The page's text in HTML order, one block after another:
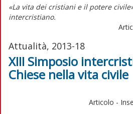
«La vita dei cristiani e il potere
intercristiano.
Attualità, 2013-18
XIII Simposio
Chiese nella vita civile
Articolo -